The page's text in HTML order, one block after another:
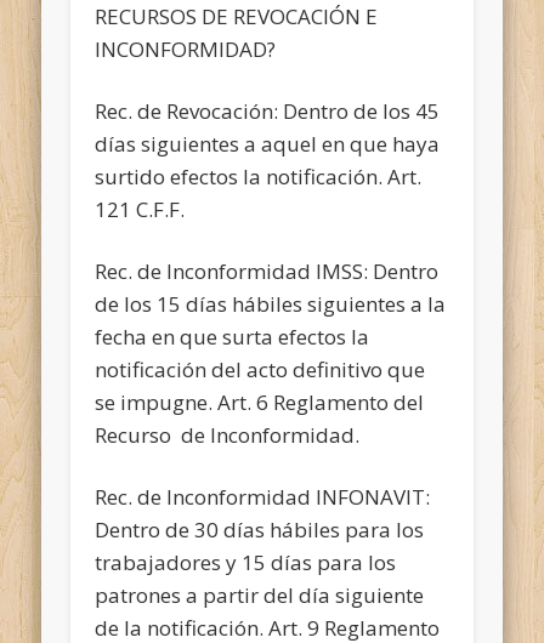
RECURSOS DE REVOCACIÓN E
INCONFORMIDAD?
Rec. de Revocación: Dentro de los 45
días siguientes a aquel en que haya
surtido efectos la notificación. Art.
121 C.F.F.
Rec. de Inconformidad IMSS: Dentro
de los 15 días hábiles siguientes a la
fecha en que surta efectos la
notificación del acto definitivo que
se impugne. Art. 6 Reglamento del
Recurso de Inconformidad.
Rec. de Inconformidad INFONAVIT:
Dentro de 30 días hábiles para los
trabajadores y 15 días para los
patrones a partir del día siguiente
de la notificación. Art. 9 Reglamento